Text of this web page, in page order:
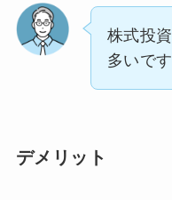
株式投
多いです
デメリット